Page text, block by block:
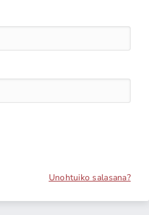
Unohtuiko salasana?